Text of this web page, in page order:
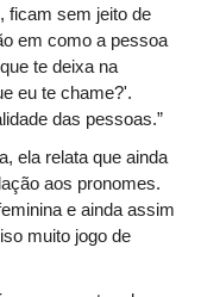
e Inclusão
ficam sem jeito de
em como a pessoa
te deixa na
eu te chame?'.
das pessoas.”
ela relata que ainda
aos pronomes.
e ainda assim
muito jogo de